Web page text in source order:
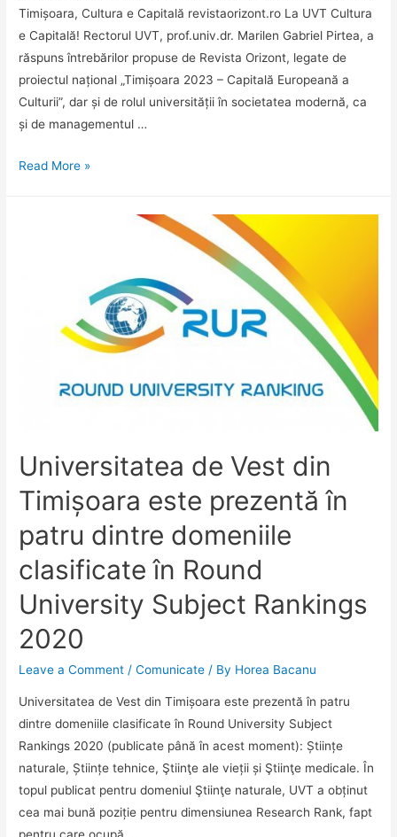
și
Timișoara, Cultura e Capitală revistaorizont.ro La UVT Cultura
e Capitală! Rectorul UVT, prof.univ.dr. Marilen Gabriel Pirtea, a
răspuns întrebărilor propuse de Revista Orizont, legate de
proiectul național „Timișoara 2023 – Capitală Europeană a
Culturii”, dar și de rolul universității în societatea modernă, ca
și de managementul …
Revista
Read More »
Universitatea de Vest din
Timișoara este prezentă în
patru dintre domeniile
clasificate în Round
University Subject Rankings
2020
Leave a Comment /Comunicate / By Horea Bacanu
Universitatea de Vest din Timișoara este prezentă în patru
dintre domeniile clasificate în Round University Subject
Rankings 2020 (publicate până în acest moment): Științe
naturale, Științe tehnice, Ştiinţe ale vieții și Ştiinţe medicale. În
topul publicat pentru domeniul Ştiinţe naturale, UVT a obținut
cea mai bună poziție pentru dimensiunea Research Rank, fapt